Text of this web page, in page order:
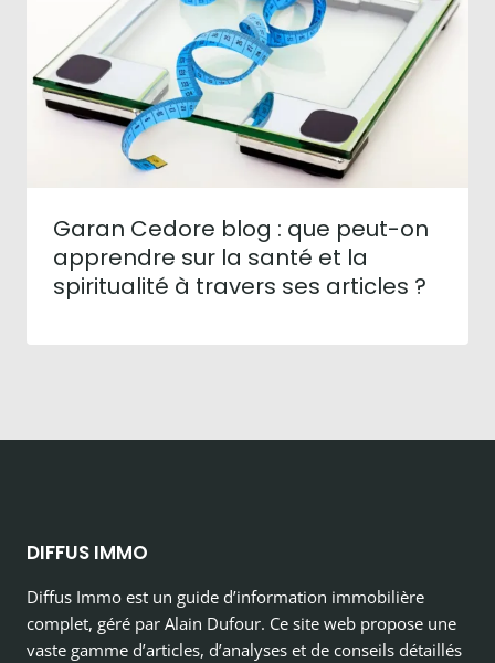
Garan Cedore blog : que peut-on
apprendre sur la santé et la
spiritualité à travers ses articles ?
DIFFUS IMMO
Diffus Immo est un guide d’information immobilière
complet, géré par Alain Dufour. Ce site web propose une
vaste gamme d’articles, d’analyses et de conseils détaillés